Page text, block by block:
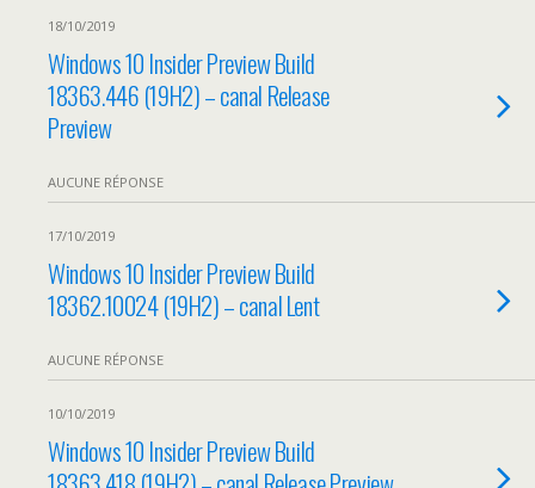
18/10/2019
Windows 10 Insider Preview Build
18363.446 (19H2) – canal Release
Preview
AUCUNE RÉPONSE
17/10/2019
Windows 10 Insider Preview Build
18362.10024 (19H2) – canal Lent
AUCUNE RÉPONSE
10/10/2019
Windows 10 Insider Preview Build